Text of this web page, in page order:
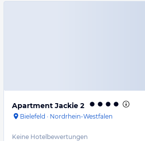
Apartment Jackie 2
Bielefeld · Nordrhein-Westfalen
Keine Hotelbewertungen